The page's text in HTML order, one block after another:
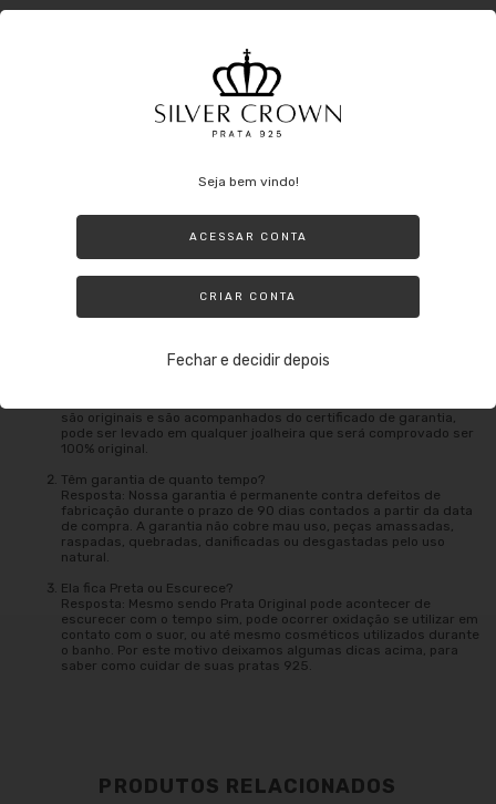
O que se evitar no dia a dia com a prata:
Evite usar a Prata ao fazer tarefas domésticas que possam envolver o
pode oxidar e além de perder o brilho ao entrar em contato com
produtos nocivos.
são originais e são acompanhados do certificado de garantia,
pode ser levado em qualquer joalheira que será comprovado ser
100% original.
Têm garantia de quanto tempo?
Resposta: Nossa garantia é permanente contra defeitos de
fabricação durante o prazo de 90 dias contados a partir da data
de compra. A garantia não cobre mau uso, peças amassadas,
raspadas, quebradas, danificadas ou desgastadas pelo uso
natural.
Ela fica Preta ou Escurece?
Resposta: Mesmo sendo Prata Original pode acontecer de
escurecer com o tempo sim, pode ocorrer oxidação se utilizar em
contato com o suor, ou até mesmo cosméticos utilizados durante
o banho. Por este motivo deixamos algumas dicas acima, para
saber como cuidar de suas pratas 925.
PRODUTOS RELACIONADOS
Seja bem vindo!
ACESSAR CONTA
CRIAR CONTA
Fechar e decidir depois